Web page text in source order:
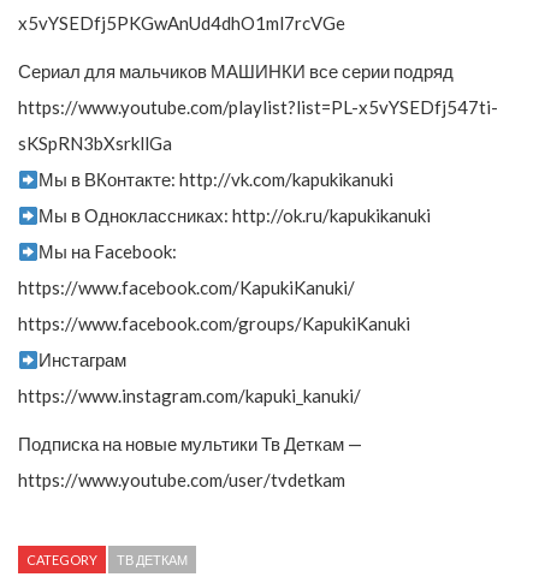
x5vYSEDfj5PKGwAnUd4dhO1ml7rcVGe
Сериал для мальчиков МАШИНКИ все серии подряд
https://www.youtube.com/playlist?list=PL-x5vYSEDfj547ti-
sKSpRN3bXsrkllGa
Мы в ВКонтакте: http://vk.com/kapukikanuki
Мы в Одноклассниках: http://ok.ru/kapukikanuki
Мы на Facebook:
https://www.facebook.com/KapukiKanuki/
https://www.facebook.com/groups/KapukiKanuki
Инстаграм
https://www.instagram.com/kapuki_kanuki/
Подписка на новые мультики Тв Деткам —
https://www.youtube.com/user/tvdetkam
CATEGORY ТВ ДЕТКАМ